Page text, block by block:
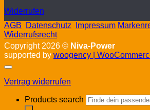
Widerrufen
AGB
Datenschutz Impressum
Widerrufsrecht
Copyright 2026 © Niva-Power
supported by woogency |
Vertrag widerrufen
Products search